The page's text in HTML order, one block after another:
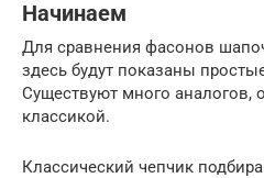
Начинаем
Для сравнения фасонов
здесь будут показаны
Существуют много аналогов,
классикой.
Классический чепчик